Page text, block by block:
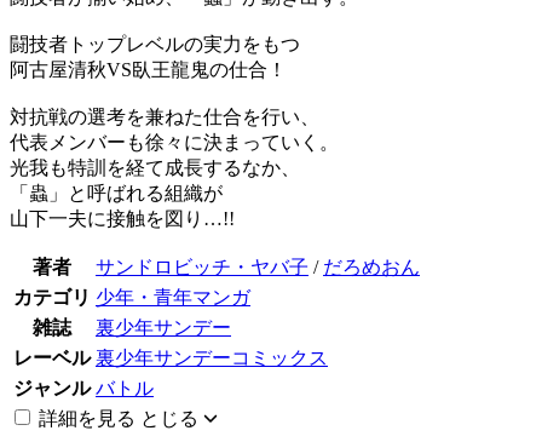
闘技者トップレベルの実力をもつ
阿古屋清秋VS臥王龍鬼の仕合！
対抗戦の選考を兼ねた仕合を行い、
代表メンバーも徐々に決まっていく。
光我も特訓を経て成長するなか、
「蟲」と呼ばれる組織が
山下一夫に接触を図り…!!
著者 サンドロビッチ・ヤバ子 / だろめおん
カテゴリ 少年・青年マンガ
雑誌
裏少年サンデー
レーベル 裏少年サンデーコミックス
ジャンル バトル
詳細を見る とじる